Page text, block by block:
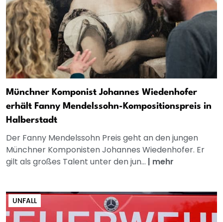
Münchner Komponist Johannes Wiedenhofer
erhält Fanny Mendelssohn-Kompositionspreis in
Halberstadt
Der Fanny Mendelssohn Preis geht an den jungen
Münchner Komponisten Johannes Wiedenhofer. Er
gilt als großes Talent unter den jun... | mehr
UNFALL